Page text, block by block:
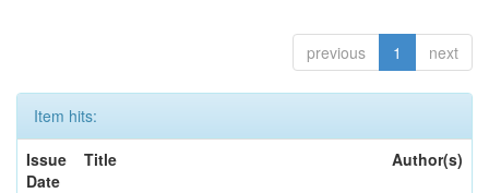
previous 1 next
Item hits:
Issue
Date
Title Author(s)